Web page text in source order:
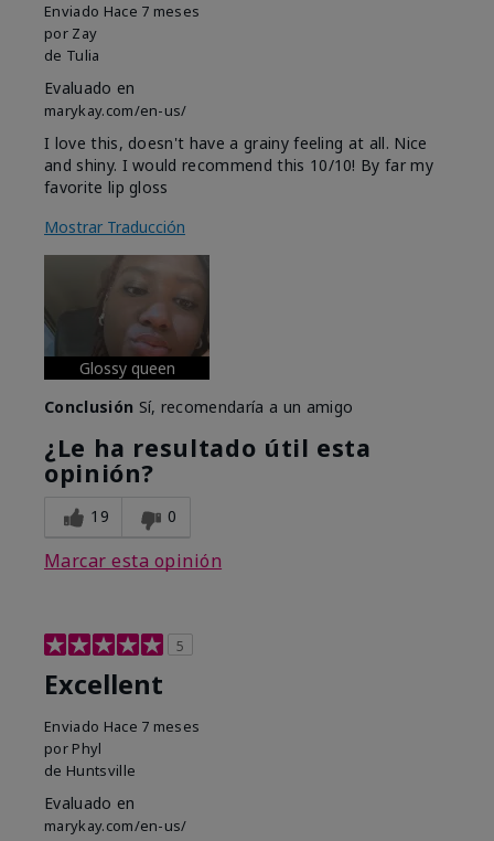
Enviado Hace 7 meses
por Zay
de Tulia
Evaluado en
marykay.com/en-us/
I love this, doesn't have a grainy feeling at all. Nice
and shiny. I would recommend this 10/10! By far my
favorite lip gloss
Mostrar Traducción
Glossy queen
Conclusión Sí, recomendaría a un amigo
¿Le ha resultado útil esta
opinión?
19 0
Marcar esta opinión
5
Excellent
Enviado Hace 7 meses
por Phyl
de Huntsville
Evaluado en
marykay.com/en-us/